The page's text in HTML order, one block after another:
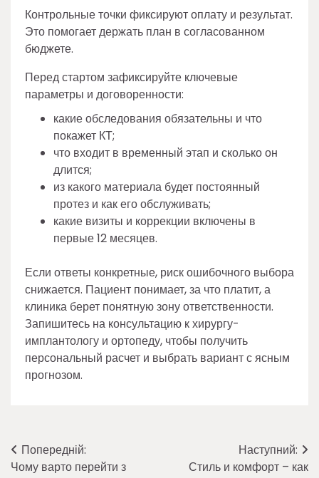
Контрольные точки фиксируют оплату и результат.
Это помогает держать план в согласованном
бюджете.
Перед стартом зафиксируйте ключевые
параметры и договоренности:
какие обследования обязательны и что
покажет КТ;
что входит в временный этап и сколько он
длится;
из какого материала будет постоянный
протез и как его обслуживать;
какие визиты и коррекции включены в
первые 12 месяцев.
Если ответы конкретные, риск ошибочного выбора
снижается. Пациент понимает, за что платит, а
клиника берет понятную зону ответственности.
Запишитесь на консультацию к хирургу-
имплантологу и ортопеду, чтобы получить
персональный расчет и выбрать вариант с ясным
прогнозом.
Навігація
Попередній:
Чому варто перейти з
Наступний:
Стиль и комфорт – как